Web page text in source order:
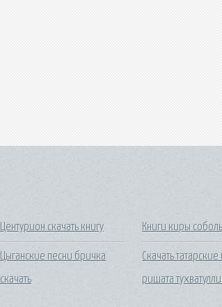
Центурион скачать книгу
Цыганские песни бричка
скачать
Книги киры
Скачать
ришата